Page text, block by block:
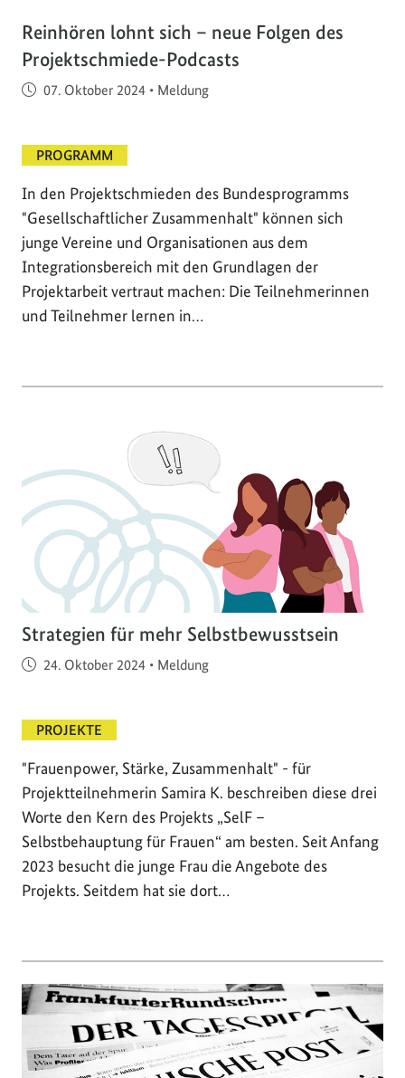
Reinhören lohnt sich – neue Folgen des
Projektschmiede-Podcasts
Veröffentlicht am
07. Oktober 2024 • Meldung
PROGRAMM
In den Projektschmieden des Bundesprogramms
"Gesellschaftlicher Zusammenhalt" können sich
junge Vereine und Organisationen aus dem
Integrationsbereich mit den Grundlagen der
Projektarbeit vertraut machen: Die Teilnehmerinnen
und Teilnehmer lernen in…
Strategien für mehr Selbstbewusstsein
Veröffentlicht am
24. Oktober 2024 • Meldung
PROJEKTE
"Frauenpower, Stärke, Zusammenhalt" - für
Projektteilnehmerin Samira K. beschreiben diese drei
Worte den Kern des Projekts „SelF –
Selbstbehauptung für Frauen“ am besten. Seit Anfang
2023 besucht die junge Frau die Angebote des
Projekts. Seitdem hat sie dort…